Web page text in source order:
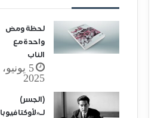
لحظة ومض
واحدة مع
الناب
5 يونيو،
2025
(الجسر)
لـ«لأوكتافيوبا